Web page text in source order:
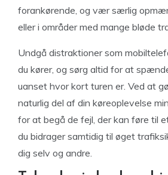
forankørende, og vær særlig
eller i områder med mange bløde
Undgå distraktioner som
du kører, og sørg altid for at
uanset hvor kort turen er. Ved at
naturlig del af din køreoplevelse
for at begå de fejl, der kan føre til
du bidrager samtidig til øget
dig selv og andre.